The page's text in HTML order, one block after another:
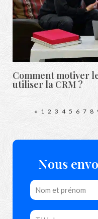
Comment motiver
utiliser la CRM ?
« 1 2 3 4 5 6 7 8
Nous